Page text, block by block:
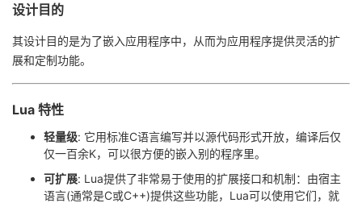
博
客
的
论
坛
我
的
圈
子
我
的
直
我
的
我
设计目的
其设计目的是为了嵌入应用程序中，从而为应用程序提供灵活的扩
展和定制功能。
Lua 特性
轻量级: 它用标准C语言编写并以源代码形式开放，编译后仅
仅一百余K，可以很方便的嵌入别的程序里。
可扩展: Lua提供了非常易于使用的扩展接口和机制：由宿主
语言(通常是C或C++)提供这些功能，Lua可以使用它们，就